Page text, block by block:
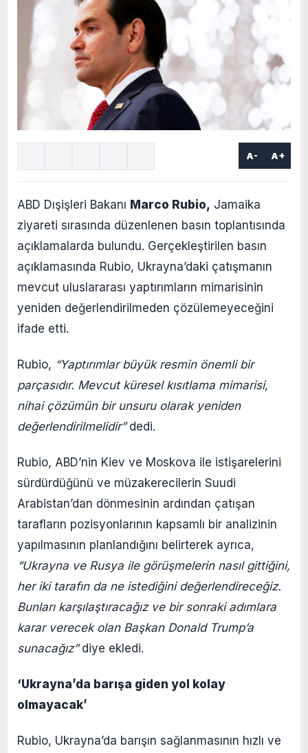
A- A+
ABD Dışişleri Bakanı Marco Rubio, Jamaika
ziyareti sırasında düzenlenen basın toplantısında
açıklamalarda bulundu. Gerçekleştirilen basın
açıklamasında Rubio, Ukrayna’daki çatışmanın
mevcut uluslararası yaptırımların mimarisinin
yeniden değerlendirilmeden çözülemeyeceğini
ifade etti.
Rubio, “Yaptırımlar büyük resmin önemli bir
parçasıdır. Mevcut küresel kısıtlama mimarisi,
nihai çözümün bir unsuru olarak yeniden
değerlendirilmelidir”dedi.
Rubio, ABD’nin Kiev ve Moskova ile istişarelerini
sürdürdüğünü ve müzakerecilerin Suudi
Arabistan’dan dönmesinin ardından çatışan
tarafların pozisyonlarının kapsamlı bir analizinin
yapılmasının planlandığını belirterek ayrıca,
“Ukrayna ve Rusya ile görüşmelerin nasıl gittiğini,
her iki tarafın da ne istediğini değerlendireceğiz.
Bunları karşılaştıracağız ve bir sonraki adımlara
karar verecek olan Başkan Donald Trump’a
sunacağız”diye ekledi.
‘Ukrayna’da barışa giden yol kolay
olmayacak’
Rubio, Ukrayna’da barışın sağlanmasının hızlı ve